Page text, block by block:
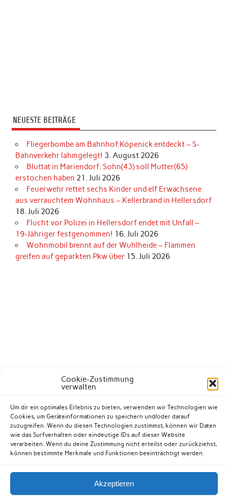
Cookie-Zustimmung
verwalten
Um dir ein optimales Erlebnis zu bieten, verwenden wir Technologien wie
Cookies, um Geräteinformationen zu speichern und/oder darauf
zuzugreifen. Wenn du diesen Technologien zustimmst, können wir Daten
wie das Surfverhalten oder eindeutige IDs auf dieser Website
verarbeiten. Wenn du deine Zustimmung nicht erteilst oder zurückziehst,
können bestimmte Merkmale und Funktionen beeinträchtigt werden.
Akzeptieren
NEUESTE BEITRÄGE
Fliegerbombe am Bahnhof Köpenick entdeckt – S-
Bahnverkehr lahmgelegt! 3. August 2026
Bluttat in Mariendorf: Sohn(43) soll Mutter(65)
erstochen haben 21. Juli 2026
Feuerwehr rettet sechs Kinder und elf Erwachsene
aus verrauchtem Wohnhaus – Kellerbrand in Hellersdorf
18. Juli 2026
Flucht vor Polizei in Hellersdorf endet mit Unfall –
19-Jähriger festgenommen! 16. Juli 2026
Wohnmobil brennt auf der Wuhlheide – Flammen
greifen auf geparkten Pkw über 15. Juli 2026